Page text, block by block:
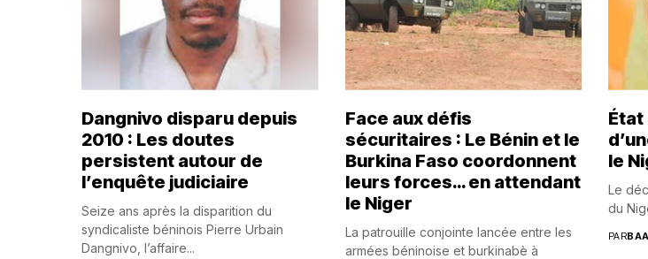
Dangnivo disparu depuis
2010 : Les doutes
persistent autour de
l’enquête judiciaire
Seize ans après la disparition du
syndicaliste béninois Pierre Urbain
Dangnivo, l’affaire...
Face aux défis
sécuritaires : Le Bénin et le
Burkina Faso coordonnent
leurs forces… en attendant
le Niger
La patrouille conjointe lancée entre les
armées béninoise et burkinabè à
État
le
Le
du
PAR